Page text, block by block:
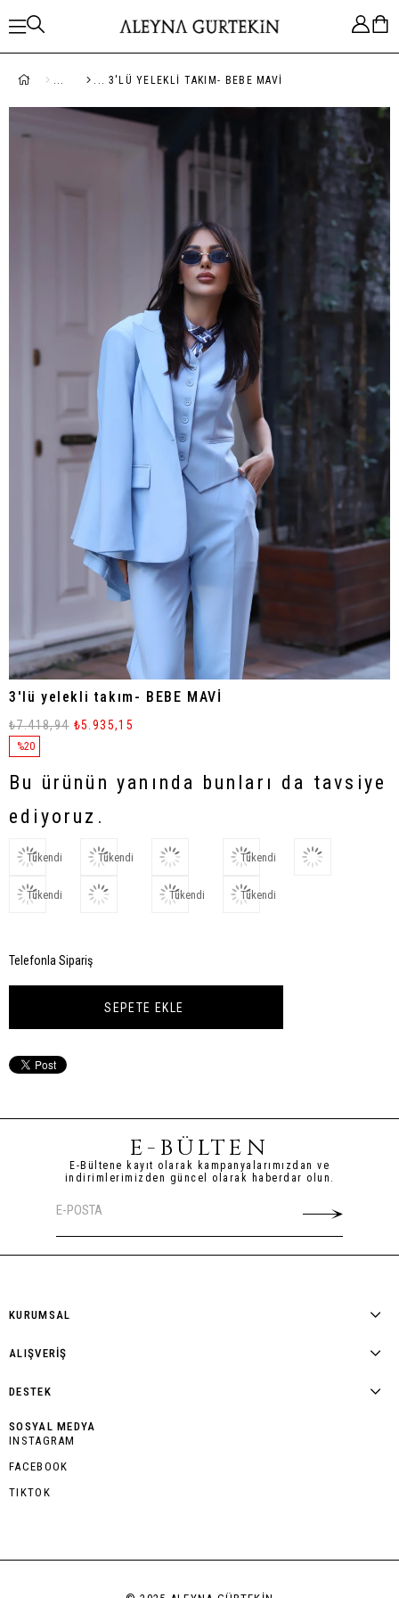
3'LÜ YELEKLI TAKIM- BEBE MAVİ
3'lü yelekli takım- BEBE MAVİ
%20
₺7.418,94 ₺5.935,15
Bu ürünün yanında bunları da tavsiye
ediyoruz.
Tükendi Tükendi Tükendi
Tükendi Tükendi Tükendi
Telefonla Sipariş
E-BÜLTEN
E-Bültene kayıt olarak kampanyalarımızdan ve
indirimlerimizden güncel olarak haberdar olun.
KURUMSAL
ALIŞVERİŞ
DESTEK
SOSYAL MEDYA
INSTAGRAM
FACEBOOK
TIKTOK